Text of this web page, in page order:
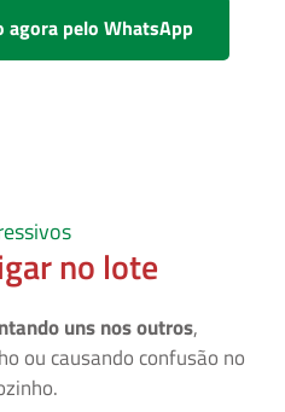
agora pelo WhatsApp
no lote
uns nos outros,
ou causando confusão no